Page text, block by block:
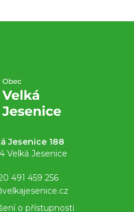
Jesenice 188
Velká Jesenice
491 459 256
o přístupnosti